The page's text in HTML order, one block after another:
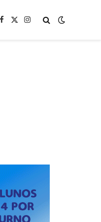
Facebook
X
Instagram